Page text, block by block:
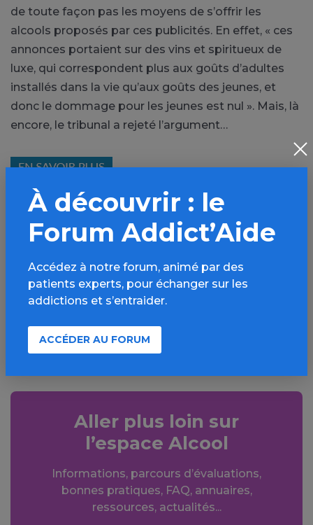
de toute façon pas les moyens de s’offrir les
alcools proposés par ces publicités. En effet, « ces
annonces portaient sur des vins et spiritueux de
luxe, qui correspondent plus aux goûts d’adultes
installés dans la vie qu’aux goûts des jeunes, et
donc le dommage pour les jeunes est nul ». Mais, là
encore, le tribunal a rejeté l’argument…
PARTAGER
Facebook X
LinkedIn
SMS
Aller plus loin sur
l’espace Alcool
Informations, parcours d’évaluations,
bonnes pratiques, FAQ, annuaires,
ressources, actualités...
À découvrir : le
Forum Addict’Aide
Accédez à notre forum, animé par des
patients experts, pour échanger sur les
addictions et s’entraider.
ACCÉDER AU FORUM